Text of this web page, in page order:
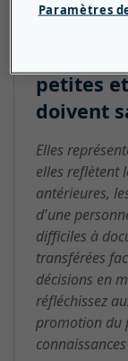
petites
doivent
Elles
elles reflètent
antérieures,
d'une
difficiles à
transférées
décisions en
réfléchissez
promotion du
Paramètres